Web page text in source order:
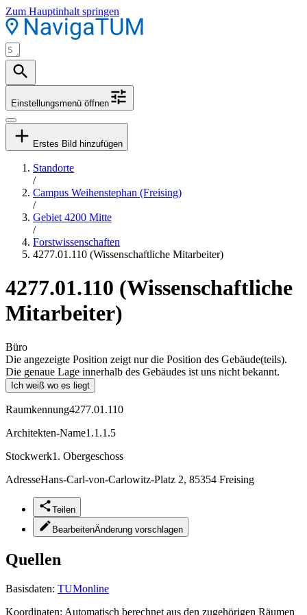
Zum Hauptinhalt springen
Einstellungsmenü öffnen
Erstes Bild hinzufügen
Standorte
/
Campus Weihenstephan (Freising)
/
Gebiet 4200 Mitte
/
Forstwissenschaften
4277.01.110 (Wissenschaftliche Mitarbeiter)
4277.01.110 (Wissenschaftliche
Mitarbeiter)
Büro
Die angezeigte Position zeigt nur die Position des Gebäude(teils).
Die genaue Lage innerhalb des Gebäudes ist uns nicht bekannt.
Ich weiß wo es liegt
Raumkennung4277.01.110
Architekten-Name1.1.1.5
Stockwerk1. Obergeschoss
AdresseHans-Carl-von-Carlowitz-Platz 2, 85354 Freising
Teilen
BearbeitenÄnderung vorschlagen
Quellen
Basisdaten: TUMonline
Koordinaten: Automatisch berechnet aus den zugehörigen Räumen